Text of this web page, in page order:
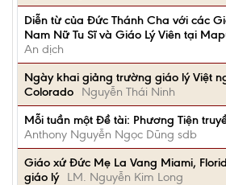
Diễn từ của Đức Thánh Cha với các
Nam Nữ Tu Sĩ và Giáo Lý Viên tại
An dịch
Ngày khai giảng trường giáo lý Việt
Colorado
Nguyễn Thái Ninh
Mỗi tuần một Đề tài: Phương Tiện
Anthony Nguyễn Ngọc Dũng sdb
Giáo xứ Đức Mẹ La Vang Miami,
giáo lý
LM. Nguyễn Kim Long